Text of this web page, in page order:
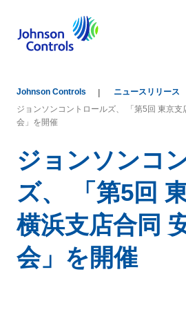
Johnson Controls
ニュースリリース
ジョンソンコントロールズ、 「第5回 東京
会」を開催
ジョンソンコ
ズ、 「第5回
横浜支店合同
会」を開催